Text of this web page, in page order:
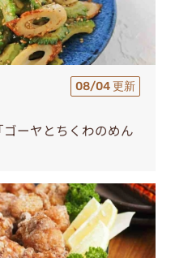
08/04 更新
ーヤとちくわのめん